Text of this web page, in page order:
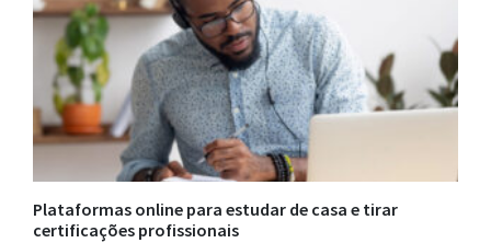
Plataformas online para estudar de casa e tirar
certificações profissionais